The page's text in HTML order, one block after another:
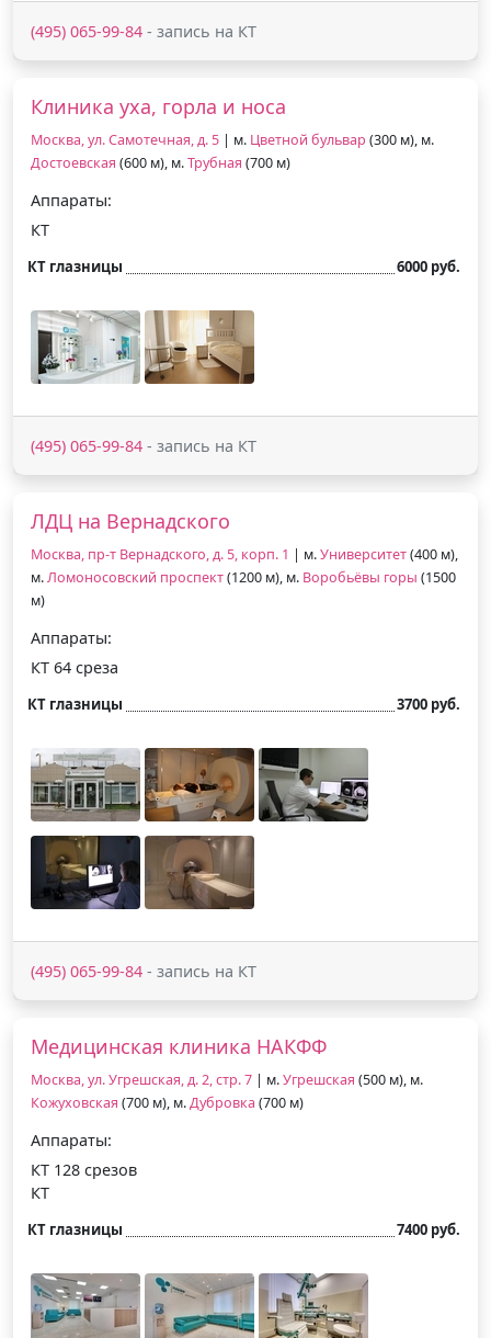
(495) 065-99-84 - запись на КТ
Клиника уха, горла и носа
Москва, ул. Самотечная, д. 5 | м. Цветной бульвар (300 м), м.
Достоевская (600 м), м.Трубная (700 м)
Аппараты:
КТ
КТ глазницы 6000 руб.
(495) 065-99-84 - запись на КТ
ЛДЦ на Вернадского
Москва, пр-т Вернадского, д. 5, корп. 1 | м.Университет(400 м),
м.Ломоносовский проспект(1200 м), м. Воробьёвы горы (1500
м)
Аппараты:
КТ 64 среза
КТ глазницы 3700 руб.
(495) 065-99-84 - запись на КТ
Медицинская клиника НАКФФ
Москва, ул. Угрешская, д. 2, стр. 7 | м.Угрешская (500 м), м.
Кожуховская (700 м), м.Дубровка (700 м)
Аппараты:
КТ 128 срезов
КТ
КТ глазницы 7400 руб.